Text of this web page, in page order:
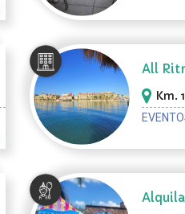
All
Km.